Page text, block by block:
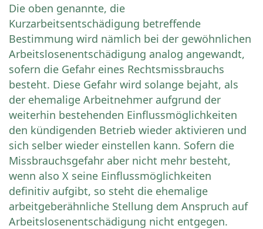
Die oben genannte, die
Kurzarbeitsentschädigung betreffende
Bestimmung wird nämlich bei der gewöhnlichen
Arbeitslosenentschädigung analog angewandt,
sofern die Gefahr eines Rechtsmissbrauchs
besteht. Diese Gefahr wird solange bejaht, als
der ehemalige Arbeitnehmer aufgrund der
weiterhin bestehenden Einflussmöglichkeiten
den kündigenden Betrieb wieder aktivieren und
sich selber wieder einstellen kann. Sofern die
Missbrauchsgefahr aber nicht mehr besteht,
wenn also X seine Einflussmöglichkeiten
definitiv aufgibt, so steht die ehemalige
arbeitgeberähnliche Stellung dem Anspruch auf
Arbeitslosenentschädigung nicht entgegen.